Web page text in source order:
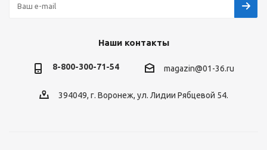
Наши контакты
8-800-300-71-54 magazin@01-36.ru
394049, г. Воронеж, ул. Лидии Рябцевой 54.